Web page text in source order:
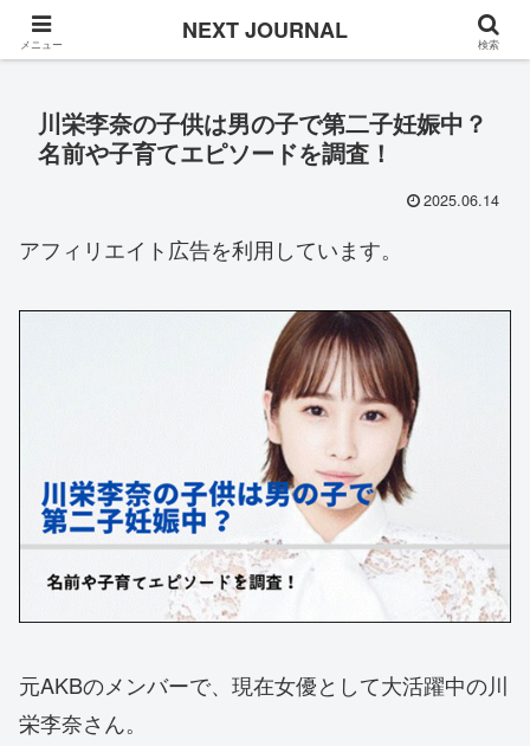
Once in a while
川栄李奈の子供は男の子で第二子妊娠中？
名前や子育てエピソードを調査！
2025.06.14
アフィリエイト広告を利用しています。
元AKBのメンバーで、現在女優として大活躍中の川
栄李奈さん。
メニュー NEXT JOURNAL 検索